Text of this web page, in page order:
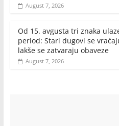
August 7, 2026
Od 15. avgusta tri znaka
period: Stari dugovi se
lakše se zatvaraju obaveze
August 7, 2026